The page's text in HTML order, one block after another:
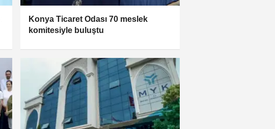
Konya Ticaret Odası 70 meslek
komitesiyle buluştu